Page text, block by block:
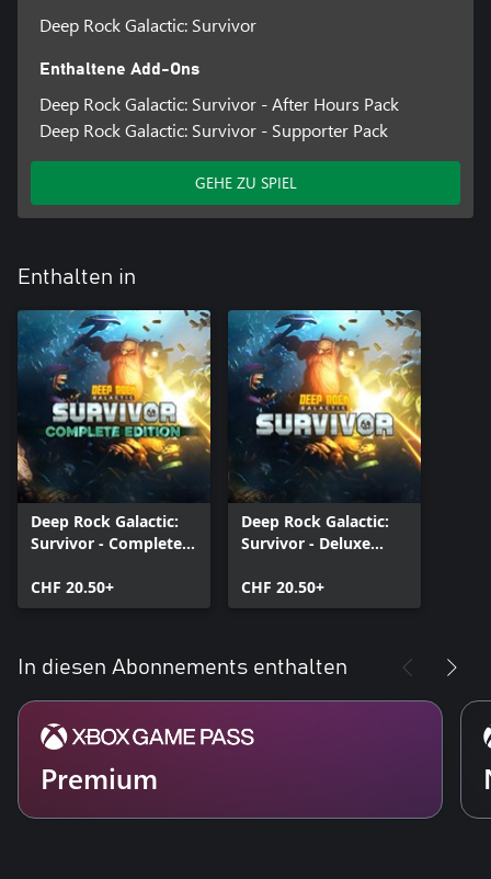
Deep Rock Galactic: Survivor
Enthaltene Add-Ons
Deep Rock Galactic: Survivor - After Hours Pack
Deep Rock Galactic: Survivor - Supporter Pack
GEHE ZU SPIEL
Enthalten in
Deep Rock Galactic:
Survivor - Complete
CHF 20.50+
Deep Rock Galactic:
Survivor - Deluxe
CHF 20.50+
In diesen Abonnements enthalten
Premium